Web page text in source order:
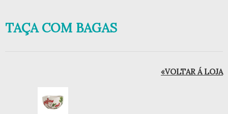
TAÇA COM BAGAS
«VOLTAR Á LOJA